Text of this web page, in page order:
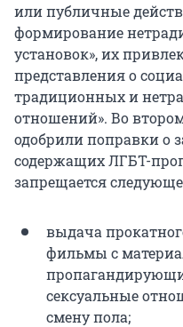
или публичные
формирование
установок», их
представления о
традиционных и
отношений». Во
одобрили поправки о
содержащих ЛГБТ-
запрещается
выдача
фильмы с
сексуальные
смену пола;